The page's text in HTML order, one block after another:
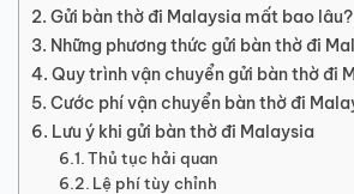
Gửi bàn thờ đi Malaysia mất bao lâu?
Những phương thức gửi bàn thờ đi
Quy trình vận chuyển gửi bàn thờ đi
Cước phí vận chuyển bàn thờ đi
Lưu ý khi gửi bàn thờ đi Malaysia
Thủ tục hải quan
Lệ phí tùy chỉnh